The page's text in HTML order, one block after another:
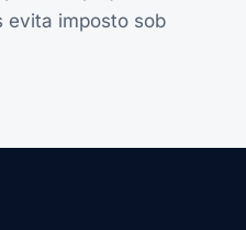
evita imposto sob